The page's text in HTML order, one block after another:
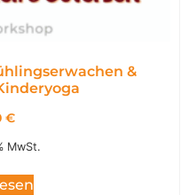
&
€
MwSt.